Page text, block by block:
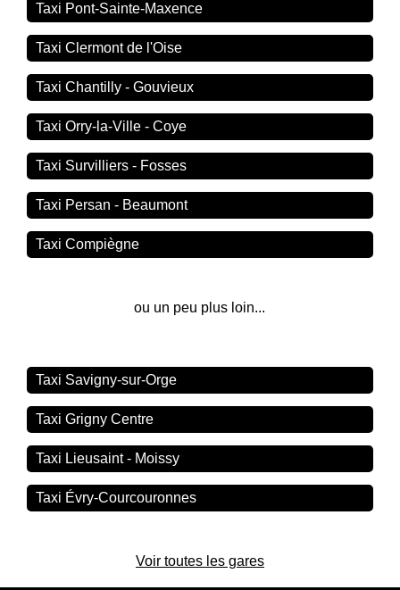
Taxi Pont-Sainte-Maxence
Taxi Clermont de l'Oise
Taxi Chantilly - Gouvieux
Taxi Orry-la-Ville - Coye
Taxi Survilliers - Fosses
Taxi Persan - Beaumont
Taxi Compiègne
ou un peu plus loin...
Taxi Savigny-sur-Orge
Taxi Grigny Centre
Taxi Lieusaint - Moissy
Taxi Évry-Courcouronnes
Voir toutes les gares